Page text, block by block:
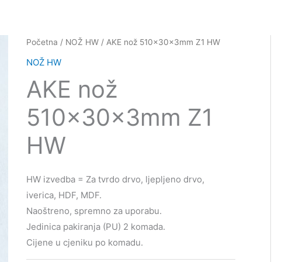
Početna / NOŽ HW/ AKE nož 510x30x3mm Z1 HW
NOŽ HW
AKE nož
510x30x3mm Z1
HW
HW izvedba = Za tvrdo drvo, ljepljeno drvo,
iverica, HDF, MDF.
Naoštreno, spremno za uporabu.
Jedinica pakiranja (PU) 2 komada.
Cijene u cjeniku po komadu.